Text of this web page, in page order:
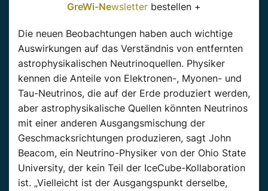
GreWi-Newsletter bestellen +
Die neuen Beobachtungen haben auch wichtige
Auswirkungen auf das Verständnis von entfernten
astrophysikalischen Neutrinoquellen. Physiker
kennen die Anteile von Elektronen-, Myonen- und
Tau-Neutrinos, die auf der Erde produziert werden,
aber astrophysikalische Quellen könnten Neutrinos
mit einer anderen Ausgangsmischung der
Geschmacksrichtungen produzieren, sagt John
Beacom, ein Neutrino-Physiker von der Ohio State
University, der kein Teil der IceCube-Kollaboration
ist. „Vielleicht ist der Ausgangspunkt derselbe,